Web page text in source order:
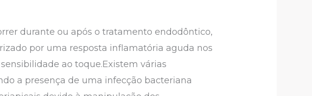
durante ou após o tratamento endodôntico,
por uma resposta inflamatória aguda nos
ao toque.Existem várias
a presença de uma infecção bacteriana